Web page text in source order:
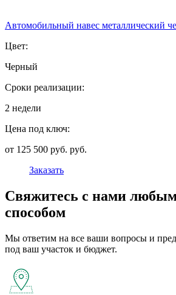
Автомобильный навес металлический
Цвет:
Черный
Сроки реализации:
2 недели
Цена под ключ:
от 125 500 руб. руб.
Заказать
Свяжитесь с нами
способом
Мы ответим на все ваши вопросы и
под ваш участок и бюджет.